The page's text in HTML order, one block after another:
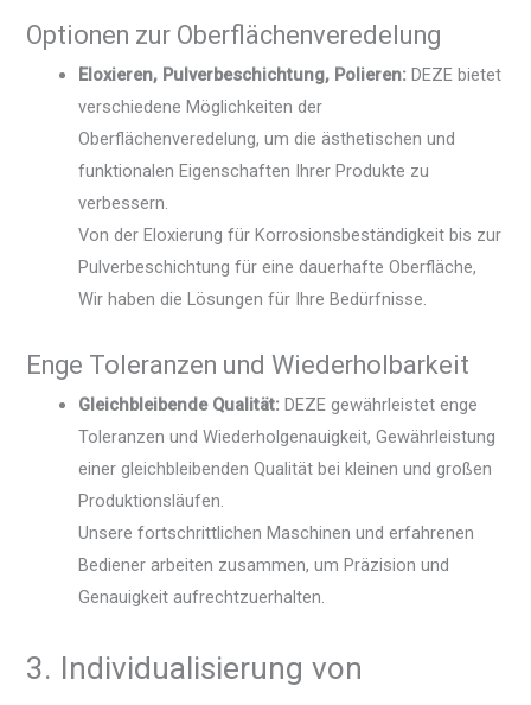
Optionen zur Oberflächenveredelung
Eloxieren, Pulverbeschichtung, Polieren: DEZE bietet
verschiedene Möglichkeiten der
Oberflächenveredelung, um die ästhetischen und
funktionalen Eigenschaften Ihrer Produkte zu
verbessern.
Von der Eloxierung für Korrosionsbeständigkeit bis zur
Pulverbeschichtung für eine dauerhafte Oberfläche,
Wir haben die Lösungen für Ihre Bedürfnisse.
Enge Toleranzen und Wiederholbarkeit
Gleichbleibende Qualität: DEZE gewährleistet enge
Toleranzen und Wiederholgenauigkeit, Gewährleistung
einer gleichbleibenden Qualität bei kleinen und großen
Produktionsläufen.
Unsere fortschrittlichen Maschinen und erfahrenen
Bediener arbeiten zusammen, um Präzision und
Genauigkeit aufrechtzuerhalten.
3. Individualisierung von